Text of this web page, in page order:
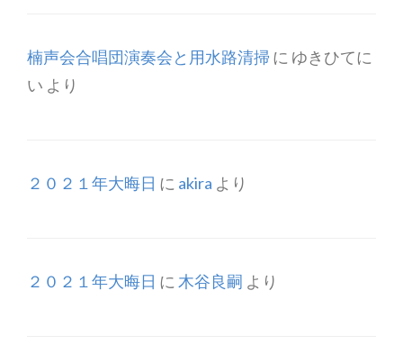
楠声会合唱団演奏会と用水路清掃 に ゆきひてに
い より
２０２１年大晦日 に akira より
２０２１年大晦日 に 木谷良嗣 より